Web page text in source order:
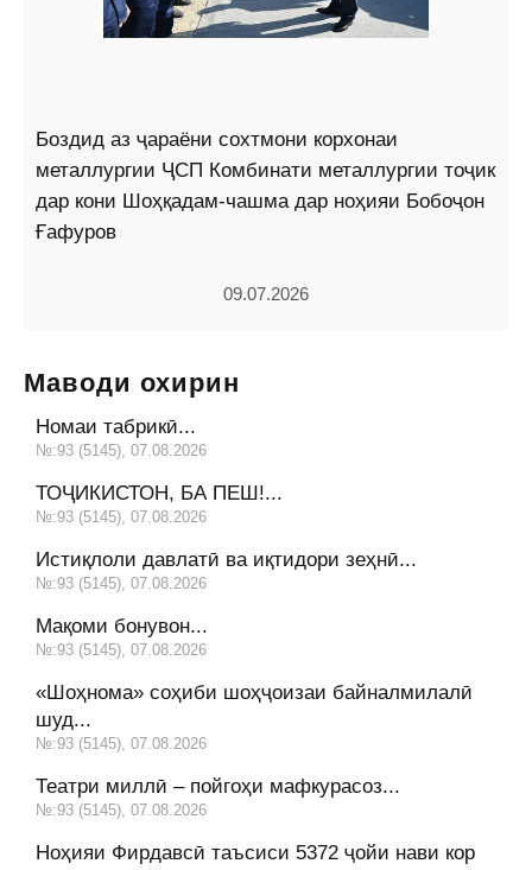
Боздид аз ҷараёни сохтмони корхонаи
металлургии ҶСП Комбинати металлургии тоҷик
дар кони Шоҳқадам-чашма дар ноҳияи Бобоҷон
Ғафуров
09.07.2026
Маводи охирин
Номаи табрикӣ...
№:93 (5145), 07.08.2026
ТОҶИКИСТОН, БА ПЕШ!...
№:93 (5145), 07.08.2026
Истиқлоли давлатӣ ва иқтидори зеҳнӣ...
№:93 (5145), 07.08.2026
Мақоми бонувон...
№:93 (5145), 07.08.2026
«Шоҳнома» соҳиби шоҳҷоизаи байналмилалӣ
шуд...
№:93 (5145), 07.08.2026
Театри миллӣ – пойгоҳи мафкурасоз...
№:93 (5145), 07.08.2026
Ноҳияи Фирдавсӣ таъсиси 5372 ҷойи нави кор